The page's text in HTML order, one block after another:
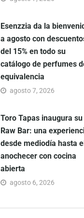
Esenzzia da la
a agosto con
del 15% en todo su
catálogo de perfumes
equivalencia
agosto 7, 2026
Toro Tapas inaugura su
Raw Bar: una
desde mediodía hasta el
anochecer con cocina
abierta
agosto 6, 2026